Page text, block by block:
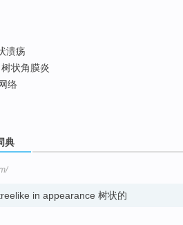
溃疡
树状角膜炎
络
典
in appearance 树状的